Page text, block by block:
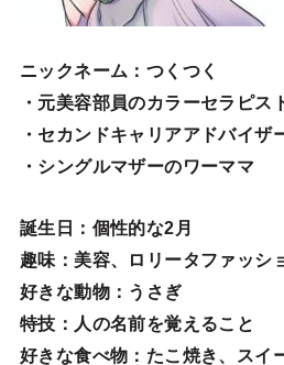
ニックネーム ：つくつく
・元美容部員のカラーセラピス
・セカンドキャリアアドバイザ
・シングルマザーのワーママ
誕生日 ：個性的な2月
趣味 ：美容、ロリータファッシ
好きな動物：うさぎ
特技 ：人の名前を覚えること
好きな食べ物 ：たこ焼き、スイ